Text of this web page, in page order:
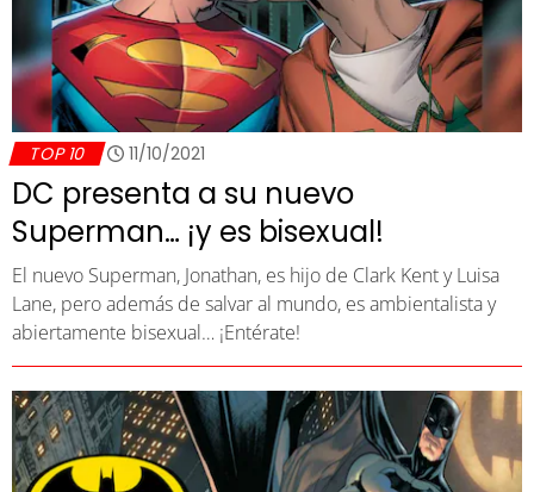
TOP 10 11/10/2021
DC presenta a su nuevo
Superman… ¡y es bisexual!
El nuevo Superman, Jonathan, es hijo de Clark Kent y Luisa
Lane, pero además de salvar al mundo, es ambientalista y
abiertamente bisexual… ¡Entérate!